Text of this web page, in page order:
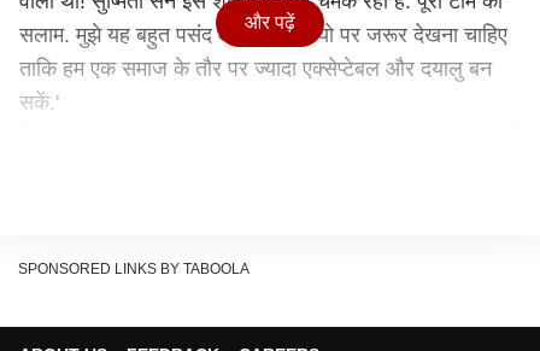
सलाम. मुझे यह बहुत पसंद आया, इसे जियो पर जरूर देखना चाहिए
ताकि हम एक समाज के तौर पर ज्यादा एक्सेप्टेबल और दयालु बन
सकें.'
और पढ़ें
SPONSORED LINKS BY TABOOLA